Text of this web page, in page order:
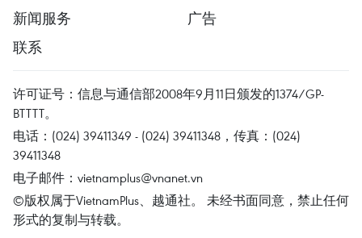
新闻服务
广告
联系
许可证号：信息与通信部2008年9月11日颁发的1374/GP-
BTTTT。
电话：(024) 39411349 - (024) 39411348，传真：(024)
39411348
电子邮件： vietnamplus@vnanet.vn
©版权属于VietnamPlus、越通社。 未经书面同意，禁止任何
形式的复制与转载。